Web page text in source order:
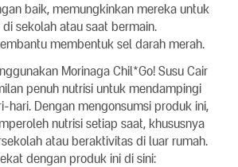
baik, memungkinkan mereka untuk
sekolah atau saat bermain.
membentuk sel darah merah.
Morinaga Chil*Go! Susu Cair
penuh nutrisi untuk mendampingi
hari. Dengan mengonsumsi produk ini,
nutrisi setiap saat, khususnya
atau beraktivitas di luar rumah.
dengan produk ini di sini: